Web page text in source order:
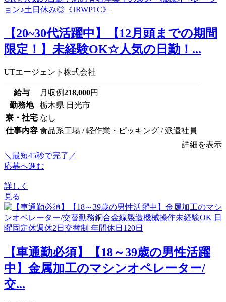
【20~30代活躍中】【12月頭までの期間
限定！】未経験OK☆人気の日勤！...
UTエージェント株式会社
給与 月収例218,000円
勤務地
栃木県 日光市
寮・社宅 なし
仕事内容 食品系工場 / 軽作業・ピッキング / 派遣社員
詳細を表示
＼最短45秒で完了／
応募へ進む
詳しく
見る
【車通勤必須】【18～39歳の男性活躍
中】金属加工のマシンオペレーター/
交...